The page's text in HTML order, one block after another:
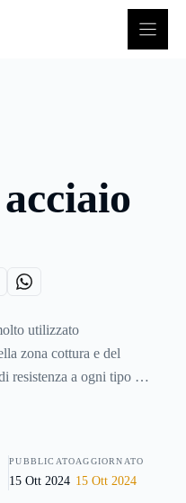
utilizzato
zona cottura e del
resistenza a ogni tipo di
in questo articolo
per cui conviene
PUBBLICATO
15 Ott 2024
AGGIORNATO
15 Ott 2024